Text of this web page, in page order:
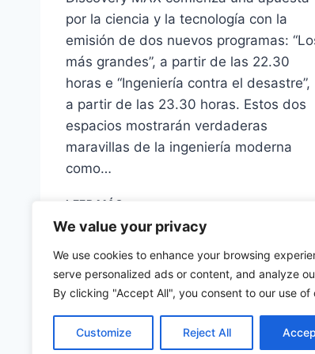
We value your privacy
We use cookies to enhance your browsing
serve personalized ads or content, and analyze
By clicking "Accept All", you consent to our use of
Customize Reject All
por la ciencia y la tecnología con la
emisión de dos nuevos programas:
más grandes”, a partir de las 22.30
horas e “Ingeniería contra el desastre”,
a partir de las 23.30 horas. Estos dos
espacios mostrarán verdaderas
maravillas de la ingeniería moderna
como…
LEER MÁS
ESTRENA
DOS
PROGRAMAS
DE
INGENIERÍA
MODERNA